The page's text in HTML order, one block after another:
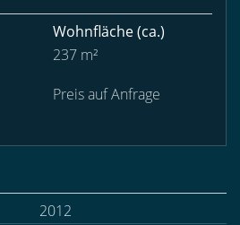
Wohnfläche(ca.)
237 m²
Preis auf Anfrage
2012